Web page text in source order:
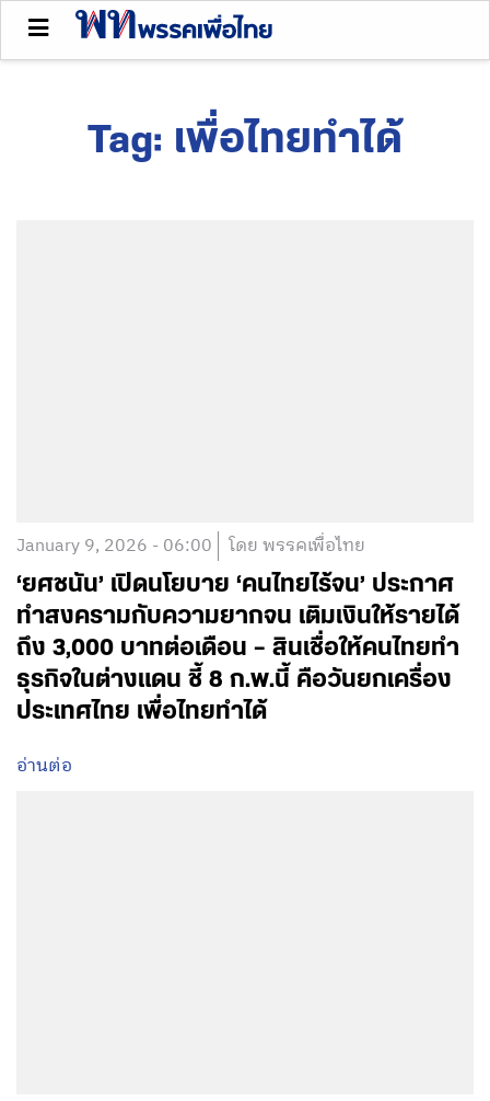
Tag: เพื่อไทยทำได้
January 9, 2026 - 06:00 โดย พรรคเพื่อไทย
‘ยศชนัน’ เปิดนโยบาย ‘คนไทยไร้จน’ ประกาศ
ทำสงครามกับความยากจน เติมเงินให้รายได้
ถึง 3,000 บาทต่อเดือน – สินเชื่อให้คนไทยทำ
ธุรกิจในต่างแดน ชี้ 8 ก.พ.นี้ คือวันยกเครื่อง
ประเทศไทย เพื่อไทยทำได้
อ่านต่อ